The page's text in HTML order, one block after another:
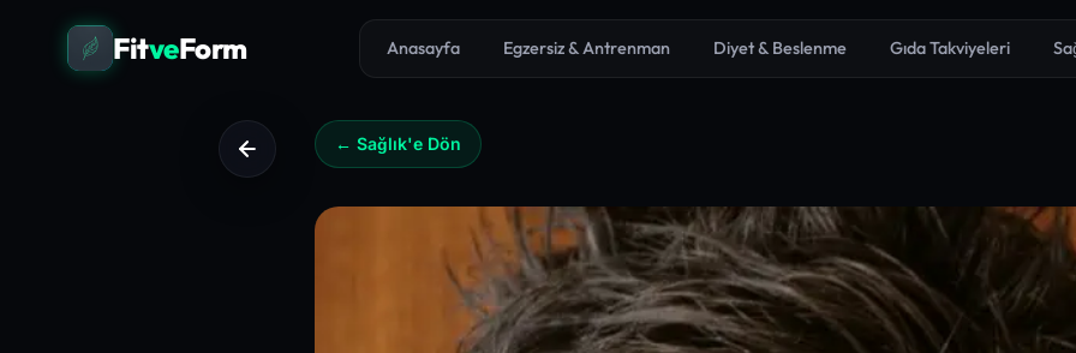
FitveForm Anasayfa Egzersiz & Antrenman Diyet & Beslenme Gıda Takviyeleri
← Sağlık'e Dön